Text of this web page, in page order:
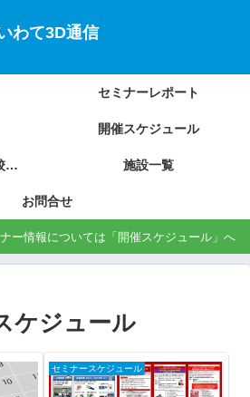
わて3D通信
セミナーレポート
開催スケジュール
いわて3D活用企業・学校の紹介 施設一覧
お問合せ
ー情報については「開催スケジュール」へ
ケジュール
セミナースケジュール